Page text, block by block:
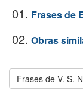
01. Frases de
02. Obras
Frases de V. S.